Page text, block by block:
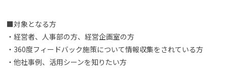
■対象となる方
・経営者、人事部の方、経営企画室の方
・360度フィードバック施策について情報収集をされている方
・他社事例、活用シーンを知りたい方